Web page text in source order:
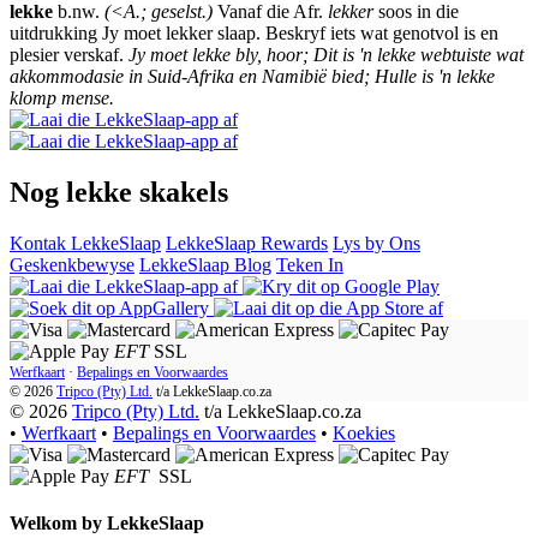
lekke b.nw. (<A.; geselst.) Vanaf die Afr. lekkersoos in die
uitdrukking Jy moet lekker slaap. Beskryf iets wat genotvol is en
plesier verskaf. Jy moet lekke bly, hoor; Dit is 'n lekke webtuiste wat
akkommodasie in Suid-Afrika en Namibië bied; Hulle is 'n lekke
klomp mense.
Nog lekke skakels
Kontak LekkeSlaap LekkeSlaap Rewards Lys by Ons
Geskenkbewyse LekkeSlaap Blog Teken In
EFT SSL
Werfkaart · Bepalings en Voorwaardes
© 2026 Tripco (Pty) Ltd. t/a LekkeSlaap.co.za
© 2026 Tripco (Pty) Ltd. t/a LekkeSlaap.co.za
• Werfkaart • Bepalings en Voorwaardes • Koekies
EFT SSL
Welkom by LekkeSlaap